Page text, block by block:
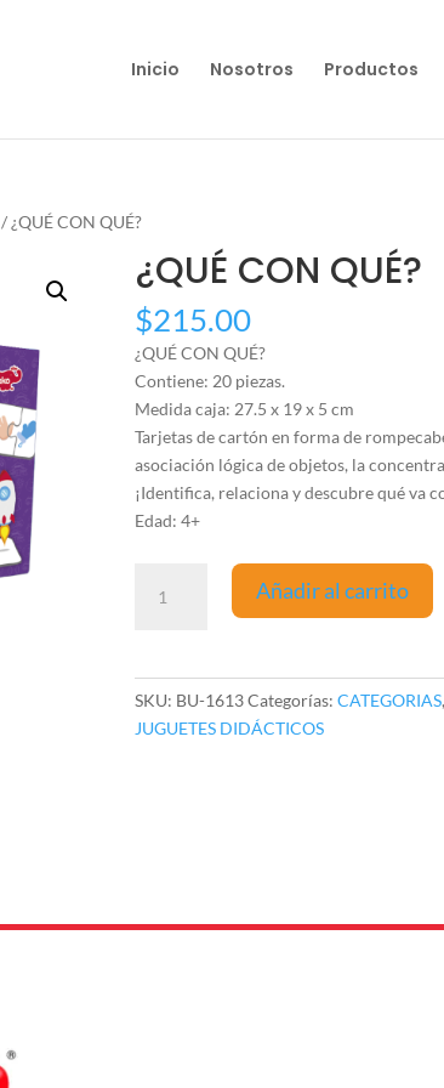
Inicio Nosotros Productos
/ ¿QUÉ CON QUÉ?
¿QUÉ CON QUÉ?
$215.00
¿QUÉ CON QUÉ?
Contiene: 20 piezas.
Medida caja: 27.5 x 19 x 5 cm
Tarjetas de cartón en forma de
asociación lógica de objetos, la
¡Identifica, relaciona y descubre qué va
Edad: 4+
CON
Añadir al carrito
SKU: BU-1613Categorías:CATEGORIAS,
JUGUETES DIDÁCTICOS